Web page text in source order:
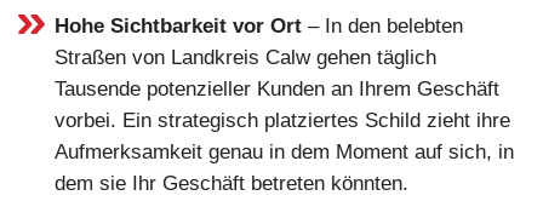
Hohe Sichtbarkeit vor Ort – In den belebten
Straßen von Landkreis Calw gehen täglich
Tausende potenzieller Kunden an Ihrem Geschäft
vorbei. Ein strategisch platziertes Schild zieht ihre
Aufmerksamkeit genau in dem Moment auf sich, in
dem sie Ihr Geschäft betreten könnten.